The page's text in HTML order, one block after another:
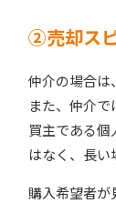
②売却ス
仲介の場合は
また、仲介
買主である
はなく、長い
購入希望者が